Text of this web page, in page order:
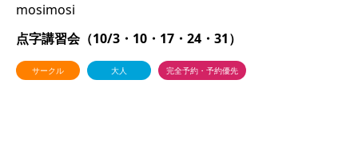
mosimosi
点字講習会（10/3・10・17・24・31）
サークル 大人 完全予約・予約優先